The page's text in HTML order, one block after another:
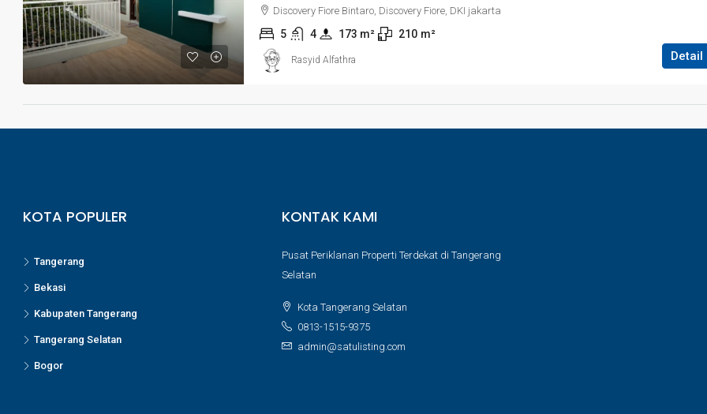
Discovery Fiore Bintaro, Discovery Fiore, DKI jakarta
5 4 173 m² 210 m²
Detail
Rasyid Alfathra
KOTA POPULER
Tangerang
Bekasi
Kabupaten Tangerang
Tangerang Selatan
Bogor
KONTAK KAMI
Pusat Periklanan Properti Terdekat di Tangerang
Selatan
Kota Tangerang Selatan
0813-1515-9375
admin@satulisting.com